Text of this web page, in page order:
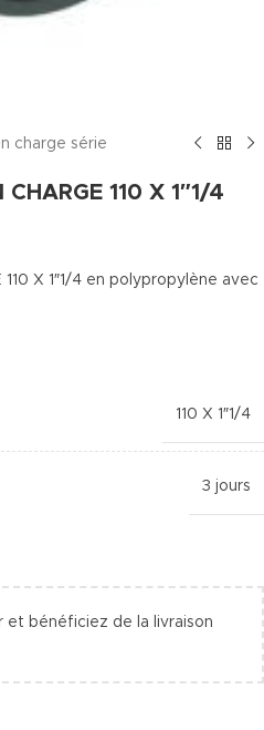
charge série
CHARGE 110 X 1″1/4
110 X 1″1/4 en polypropylène avec
110 X 1″1/4
3 jours
et bénéficiez de la livraison